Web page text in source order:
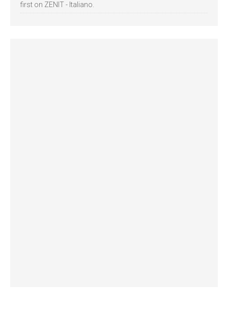
first on ZENIT - Italiano.